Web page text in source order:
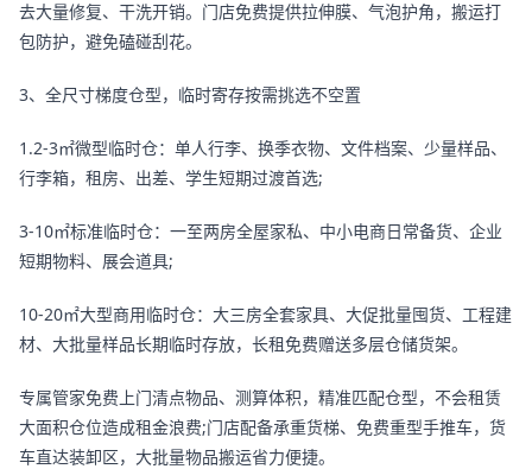
去大量修复、干洗开销。门店免费提供拉伸膜、气泡护角，搬运打
包防护，避免磕碰刮花。
3、全尺寸梯度仓型，临时寄存按需挑选不空置
1.2-3㎡微型临时仓：单人行李、换季衣物、文件档案、少量样品、
行李箱，租房、出差、学生短期过渡首选;
3-10㎡标准临时仓：一至两房全屋家私、中小电商日常备货、企业
短期物料、展会道具;
10-20㎡大型商用临时仓：大三房全套家具、大促批量囤货、工程建
材、大批量样品长期临时存放，长租免费赠送多层仓储货架。
专属管家免费上门清点物品、测算体积，精准匹配仓型，不会租赁
大面积仓位造成租金浪费;门店配备承重货梯、免费重型手推车，货
车直达装卸区，大批量物品搬运省力便捷。